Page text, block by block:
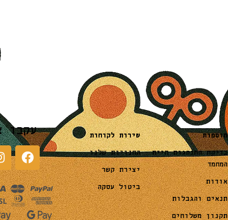
תוספות
בדיקת התנהגות חיית
המחמד
אודות
תנאים והגבלות
תקנון משלוחים
שירות לקוחות
החנויות שלנו
יצירת קשר
ביטול עסקה
עקבו